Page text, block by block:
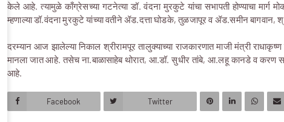
केले आहे. त्यामुळे काँग्रेसच्या गटनेत्या डॉ. वंदना मुरकुटे यांचा सभापती होण्याचा मार्ग
म्हणाल्या डॉ.वंदना मुरकुटे यांच्या वतीने ॲड.दत्ता घोडके, तुळजापूर व ॲड.समीन बागवान,
दरम्यान आज झालेल्या निकाल श्रीरामपूर तालुक्याच्या राजकारणात माजी मंत्री
मानला जात आहे.तसेच ना.बाळासाहेब थोरात, आ.डॉ. सुधीर तांबे, आ.लहू कानडे व करण
आहे.
Facebook Twitter